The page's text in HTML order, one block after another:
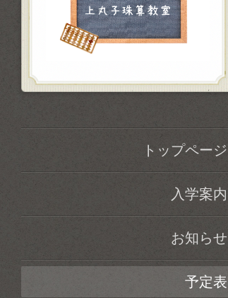
トップページ
入学案内
お知らせ
予定表